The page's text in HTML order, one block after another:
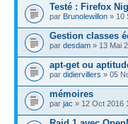
Testé : Firefox
par Brunolewillon » 10
Gestion classes
par desdam » 13 Mai
apt-get ou
par didiervillers » 05
mémoires
par jac » 12 Oct 2016